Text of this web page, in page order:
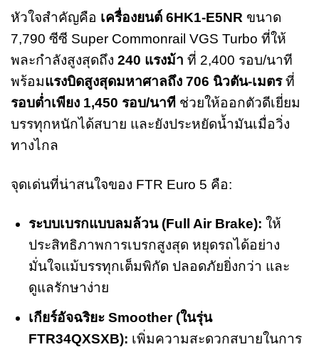
หัวใจสำคัญคือ เครื่องยนต์ 6HK1-E5NR ขนาด
7,790 ซีซี Super Commonrail VGS Turbo ที่ให้
พละกำลังสูงสุดถึง 240 แรงม้า ที่ 2,400 รอบ/นาที
พร้อมแรงบิดสูงสุดมหาศาลถึง 706 นิวตัน-เมตรที่
รอบต่ำเพียง 1,450 รอบ/นาที ช่วยให้ออกตัวดีเยี่ยม
บรรทุกหนักได้สบาย และยังประหยัดน้ำมันเมื่อวิ่ง
ทางไกล
จุดเด่นที่น่าสนใจของ FTR Euro 5 คือ:
ระบบเบรกแบบลมล้วน (Full Air Brake): ให้
ประสิทธิภาพการเบรกสูงสุด หยุดรถได้อย่าง
มั่นใจแม้บรรทุกเต็มพิกัด ปลอดภัยยิ่งกว่า และ
ดูแลรักษาง่าย
เกียร์อัจฉริยะ Smoother (ในรุ่น
FTR34QXSXB): เพิ่มความสะดวกสบายในการ